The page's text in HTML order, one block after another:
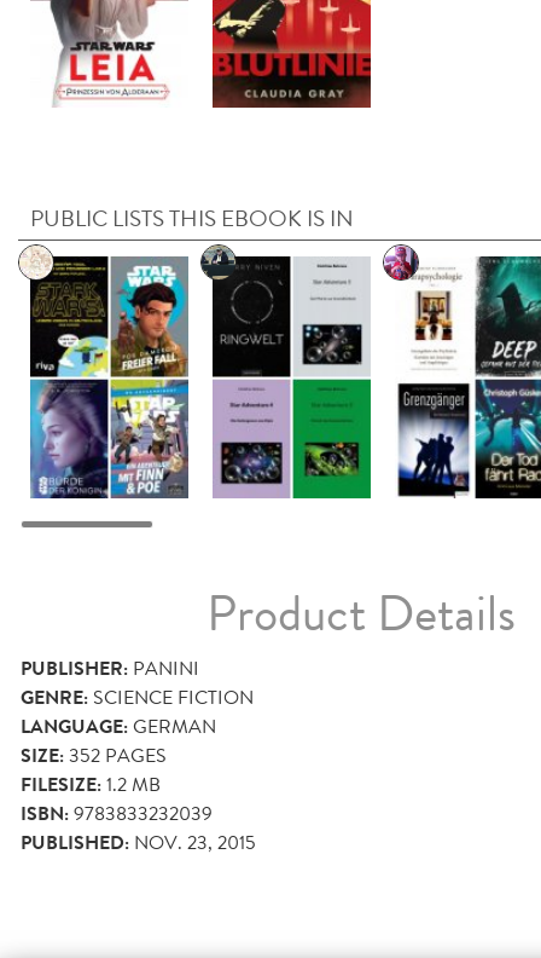
PUBLIC LISTS THIS EBOOK IS IN
Product Details
PUBLISHER: PANINI
GENRE: SCIENCE FICTION
LANGUAGE:GERMAN
SIZE:352 PAGES
FILESIZE:1.2 MB
ISBN:9783833232039
PUBLISHED: NOV. 23, 2015